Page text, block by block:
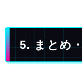
5. まとめ